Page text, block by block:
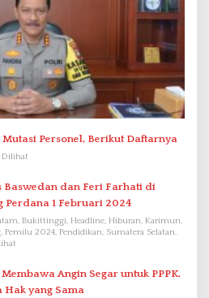
Personel, Berikut Daftarnya
Dilihat
Baswedan dan Feri Farhati di
Perdana 1 Februari 2024
Bukittinggi, Headline, Hiburan, Karimun,
Pemilu 2024, Pendidikan, Sumatera Selatan,
Angin Segar untuk PPPK.
Hak yang Sama